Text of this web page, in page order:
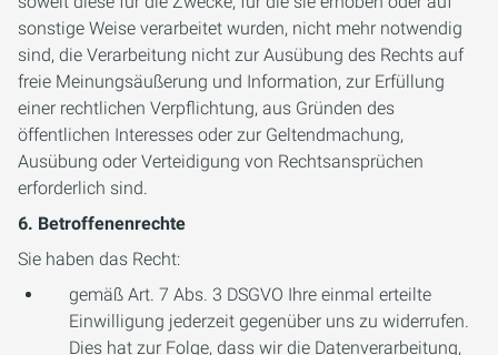
sonstige Weise verarbeitet wurden, nicht mehr notwendig
sind, die Verarbeitung nicht zur Ausübung des Rechts auf
freie Meinungsäußerung und Information, zur Erfüllung
einer rechtlichen Verpflichtung, aus Gründen des
öffentlichen Interesses oder zur Geltendmachung,
Ausübung oder Verteidigung von Rechtsansprüchen
erforderlich sind.
6. Betroffenenrechte
Sie haben das Recht:
gemäß Art. 7 Abs. 3 DSGVO Ihre einmal erteilte
Einwilligung jederzeit gegenüber uns zu widerrufen.
Dies hat zur Folge, dass wir die Datenverarbeitung,